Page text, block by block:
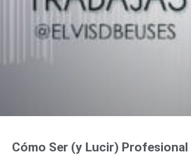
Cómo Ser (y Lucir) Profesional